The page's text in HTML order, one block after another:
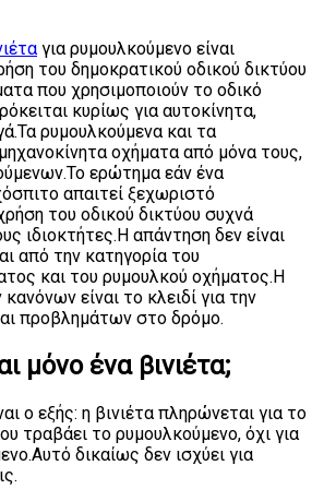
για ρυμουλκούμενο είναι
του δημοκρατικού οδικού δικτύου
που χρησιμοποιούν το οδικό
κυρίως για αυτοκίνητα,
ρυμουλκούμενα και τα
οχήματα από μόνα τους,
ερώτημα εάν ένα
απαιτεί ξεχωριστό
του οδικού δικτύου συχνά
ιδιοκτήτες.Η απάντηση δεν είναι
από την κατηγορία του
και του ρυμουλκού οχήματος.Η
είναι το κλειδί για την
προβλημάτων στο δρόμο.
μόνο ένα βινιέτα;
ο εξής: η βινιέτα πληρώνεται για το
τραβάει το ρυμουλκούμενο, όχι για
δικαίως δεν ισχύει για